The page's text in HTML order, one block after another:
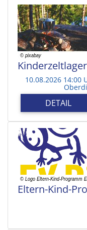
10.08.2026 14:00
DETAIL
Eltern-Kind-